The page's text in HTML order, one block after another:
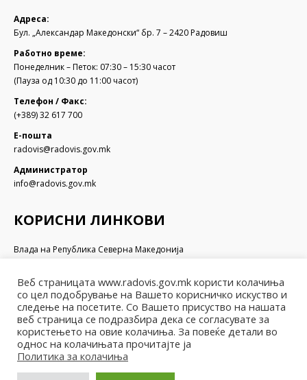
Адреса:
Бул. „Александар Македонски“ бр. 7 – 2420 Радовиш
Работно време:
Понеделник – Петок: 07:30 – 15:30 часот
(Пауза од 10:30 до 11:00 часот)
Телефон / Факс:
(+389) 32 617 700
Е-пошта
radovis@radovis.gov.mk
Администратор
info@radovis.gov.mk
КОРИСНИ ЛИНКОВИ
Влада на Република Северна Македонија
Министерство за финансии
Министерство за транспорт и врски
Министерство за локална самоуправа
Министерство за информатичко општество и администрација
Министерство за образование и наука
Веб страницата www.radovis.gov.mk користи колачиња
со цел подобрување на Вашето корисничко искуство и
следење на посетите. Со Вашето присуство на нашата
веб страница се подразбира дека се согласувате за
користењето на овие колачиња. За повеќе детали во
однос на колачињата прочитајте ја
Политика за колачиња